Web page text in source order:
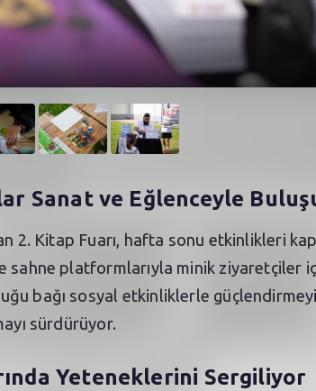
Sanat ve Eğlenceyle
2. Kitap Fuarı, hafta sonu etkinlikleri
sahne platformlarıyla minik ziyaretçiler
bağı sosyal etkinliklerle
sürdürüyor.
Yeteneklerini Sergiliyor